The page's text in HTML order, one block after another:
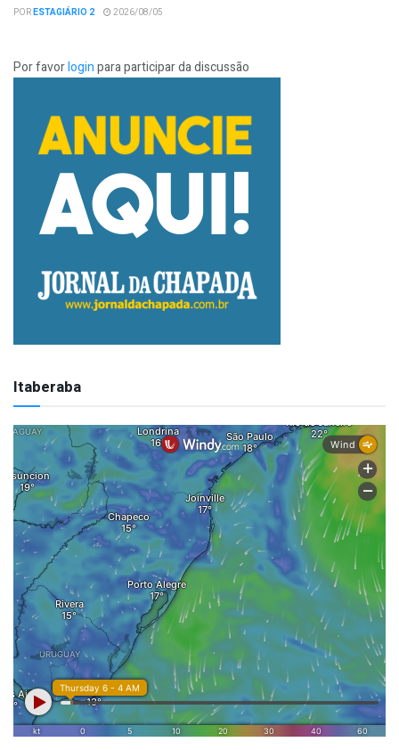
PORESTAGIÁRIO 2 2026/08/05
Por favorloginpara participar da discussão
Itaberaba